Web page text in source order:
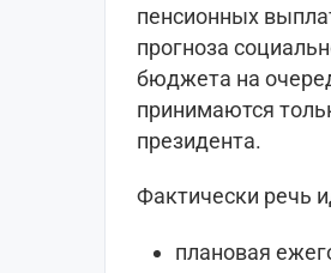
пенсионных
прогноза
бюджета на
принимаются
президента.
Фактически речь
плановая